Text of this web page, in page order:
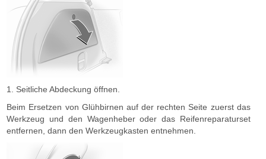
1. Seitliche Abdeckung öffnen.
Beim Ersetzen von Glühbirnen auf der rechten Seite zuerst das
Werkzeug und den Wagenheber oder das Reifenreparaturset
entfernen, dann den Werkzeugkasten entnehmen.